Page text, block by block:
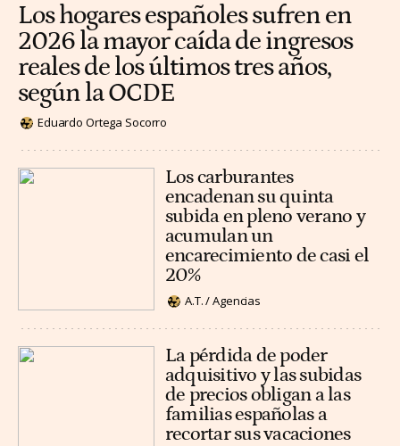
Los hogares españoles sufren en
2026 la mayor caída de ingresos
reales de los últimos tres años,
según la OCDE
Eduardo Ortega Socorro
Los carburantes
encadenan su quinta
subida en pleno verano y
acumulan un
encarecimiento de casi el
20%
A.T. / Agencias
La pérdida de poder
adquisitivo y las subidas
de precios obligan a las
familias españolas a
recortar sus vacaciones